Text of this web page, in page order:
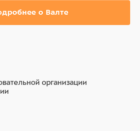
кокосового ореха 68%,
о Валте
организации